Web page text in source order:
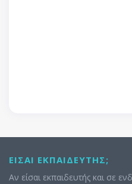
ΕΊΣΑΙ ΕΚΠΑΙΔΕΥΤΉΣ;
Αν είσαι εκπαιδευτής και σε